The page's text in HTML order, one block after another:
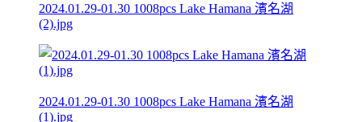
2024.01.29-01.30 1008pcs Lake Hamana 濱名湖
(2).jpg
2024.01.29-01.30 1008pcs Lake Hamana 濱名湖
(1).jpg